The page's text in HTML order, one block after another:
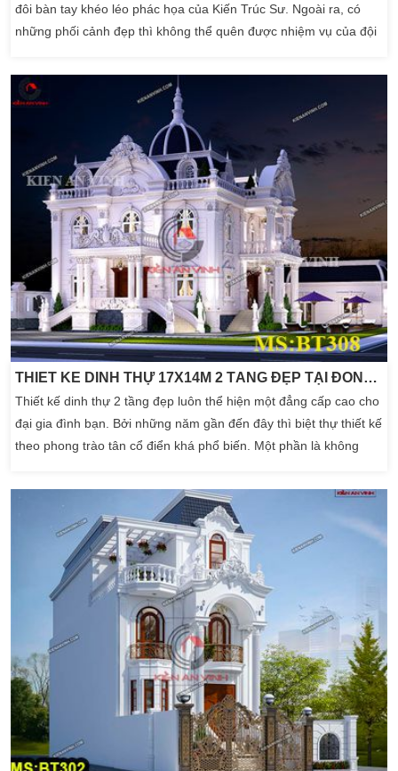
đôi bàn tay khéo léo phác họa của Kiến Trúc Sư. Ngoài ra, có
những phối cảnh đẹp thì không thể quên được nhiệm vụ của đội
Sư, Kỹ Sư, đội thợ mới xây dựng được mẫu nhà đẹp. Nhờ những
tiêu chí trên mà gia đình […]
THIẾT KẾ DINH THỰ 17X14M 2 TẦNG ĐẸP TẠI ĐỒNG NAI
Thiết kế dinh thự 2 tầng đẹp luôn thể hiện một đẳng cấp cao cho
đại gia đình bạn. Bởi những năm gần đến đây thì biệt thự thiết kế
theo phong trào tân cổ điển khá phổ biến. Một phần là không
tiên đầu tiên của gia đình có kinh tế vững chắc. Tiếp theo la
những không gian sẽ […]